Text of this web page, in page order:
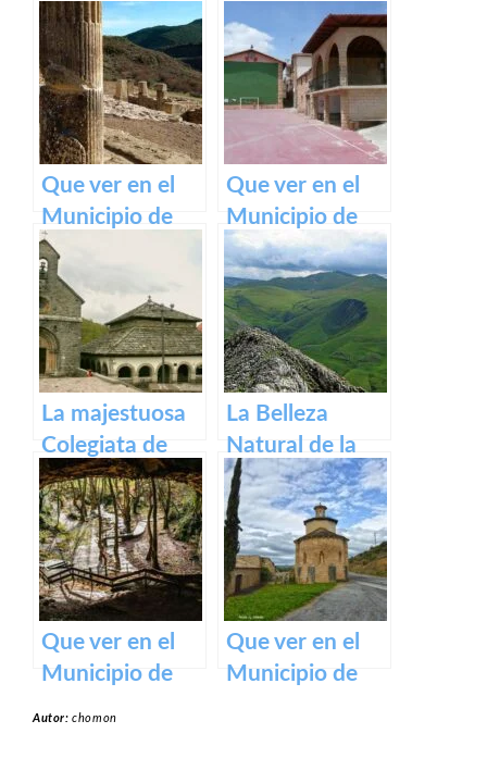
Descubre la
belleza de este
pueblo.
Pirineos
Que ver en el
Municipio de
Eslava
(Navarra) en
Navarra
Que ver en el
Municipio de
Armañanzas en
Navarra
La majestuosa
Colegiata de
Roncesvalles:
un tesoro
medieval en los
Pirineos
La Belleza
Natural de la
Sierra de Aralar:
Un Tesoro de
Navarra y País
Vasco
Que ver en el
Municipio de
Que ver en el
Municipio de
Autor:chomon